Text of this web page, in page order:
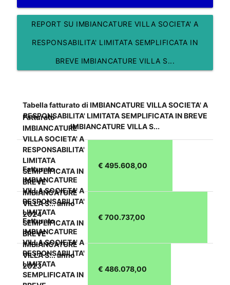
REPORT SU IMBIANCATURE VILLA SOCIETA' A
RESPONSABILITA' LIMITATA SEMPLIFICATA IN
BREVE IMBIANCATURE VILLA S...
Tabella fatturato di IMBIANCATURE VILLA SOCIETA' A
RESPONSABILITA' LIMITATA SEMPLIFICATA IN BREVE
IMBIANCATURE VILLA S...
Fatturato
IMBIANCATURE
VILLA SOCIETA' A
RESPONSABILITA'
LIMITATA
SEMPLIFICATA IN
BREVE
IMBIANCATURE
VILLA S... anno
2024
€ 495.608,00
Fatturato
IMBIANCATURE
VILLA SOCIETA' A
RESPONSABILITA'
LIMITATA
SEMPLIFICATA IN
BREVE
IMBIANCATURE
VILLA S... anno
2023
€ 700.737,00
Fatturato
IMBIANCATURE
VILLA SOCIETA' A
RESPONSABILITA'
LIMITATA
SEMPLIFICATA IN
€ 486.078,00